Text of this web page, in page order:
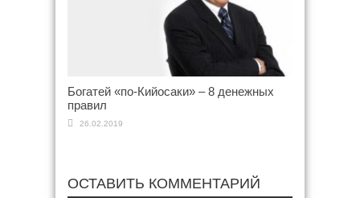
Богатей «по-Кийосаки» – 8 денежных
правил
26.02.2019
ОСТАВИТЬ КОММЕНТАРИЙ